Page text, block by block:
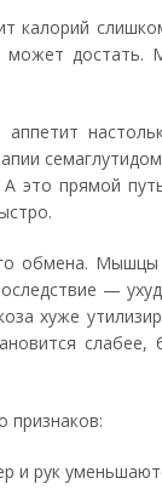
это прямой
обмена.
—
хуже
слабее,
признаков:
и рук